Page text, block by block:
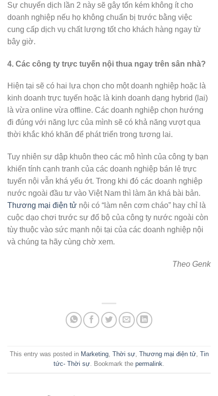
Sự chuyển dịch lần 2 này sẽ gây tốn kém không ít cho
doanh nghiệp nếu họ không chuẩn bị trước bằng việc
cung cấp dịch vụ chất lượng tốt cho khách hàng ngay từ
bây giờ.
4. Các công ty trực tuyến nội thua ngay trên sân nhà?
Hiện tại sẽ có hai lựa chọn cho một doanh nghiệp hoặc là
kinh doanh trực tuyến hoặc là kinh doanh dạng hybrid (lai)
là vừa online vừa offline. Các doanh nghiệp chọn hướng
đi đúng với năng lực của mình sẽ có khả năng vượt qua
thời khắc khó khăn để phát triển trong tương lai.
Tuy nhiên sự dập khuôn theo các mô hình của công ty bạn
khiến tính cạnh tranh của các doanh nghiệp bán lẻ trực
tuyến nội vẫn khá yếu ớt. Trong khi đó các doanh nghiệp
nước ngoài đầu tư vào Việt Nam thì làm ăn khá bài bản.
Thương mại điện tử nội có “làm nên cơm cháo” hay chỉ là
cuộc dạo chơi trước sự đổ bộ của công ty nước ngoài còn
tùy thuộc vào sức mạnh nội tại của các doanh nghiệp nội
và chúng ta hãy cùng chờ xem.
Theo Genk
This entry was posted in Marketing, Thời sự, Thương mại điện tử, Tin
tức- Thời sự. Bookmark the permalink.